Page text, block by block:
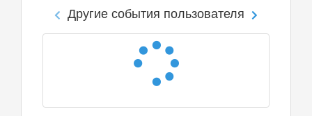
Другие события пользователя